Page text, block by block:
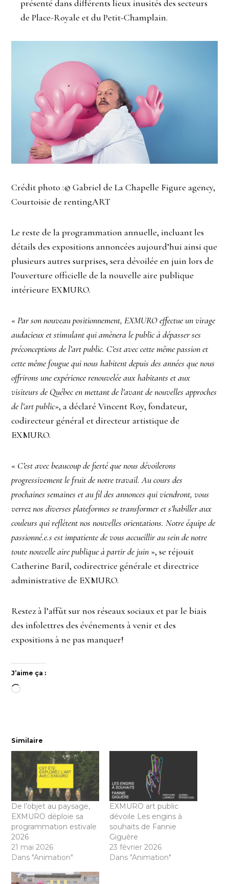
présenté dans différents lieux inusités des secteurs
de Place-Royale et du Petit-Champlain.
Crédit photo :© Gabriel de La Chapelle Figure agency,
Courtoisie de rentingART
Le reste de la programmation annuelle, incluant les
détails des expositions annoncées aujourd’hui ainsi que
plusieurs autres surprises, sera dévoilée en juin lors de
l’ouverture officielle de la nouvelle aire publique
intérieure EXMURO.
«Par son nouveau positionnement, EXMURO effectue un virage
audacieux et stimulant qui amènera le public à dépasser ses
préconceptions de l’art public. C’est avec cette même passion et
cette même fougue qui nous habitent depuis des années que nous
offrirons une expérience renouvelée aux habitants et aux
visiteurs de Québec en mettant de l’avant de nouvelles approches
de l’art public», a déclaré Vincent Roy, fondateur,
codirecteur général et directeur artistique de
EXMURO.
« C’est avec beaucoup de fierté que nous dévoilerons
progressivement le fruit de notre travail. Au cours des
prochaines semaines et au fil des annonces qui viendront, vous
verrez nos diverses plateformes se transformer et s’habiller aux
couleurs qui reflètent nos nouvelles orientations. Notre équipe de
passionné.e.s est impatiente de vous accueillir au sein de notre
toute nouvelle aire publique à partir de juin », se réjouit
Catherine Baril, codirectrice générale et directrice
administrative de EXMURO.
Restez à l’affût sur nos réseaux sociaux et par le biais
des infolettres des événements à venir et des
expositions à ne pas manquer!
J’aime ça :
Chargement…
Similaire
De l’objet au paysage,
EXMURO déploie sa
programmation estivale
2026
21 mai 2026
Dans "Animation"
EXMURO art public
dévoile Les engins à
souhaits de Fannie
Giguère
23 février 2026
Dans "Animation"